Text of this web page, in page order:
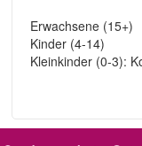
Erwachsene (15+)
Kinder (4-14)
Kleinkinder (0-3):